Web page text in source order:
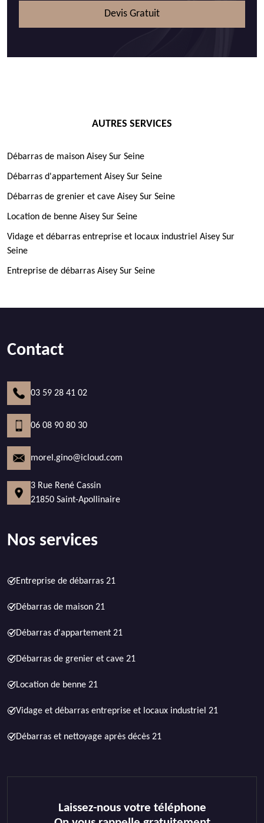
Devis Gratuit
AUTRES SERVICES
Débarras de maison Aisey Sur Seine
Débarras d'appartement Aisey Sur Seine
Débarras de grenier et cave Aisey Sur Seine
Location de benne Aisey Sur Seine
Vidage et débarras entreprise et locaux industriel Aisey Sur
Seine
Entreprise de débarras Aisey Sur Seine
Contact
03 59 28 41 02
06 08 90 80 30
morel.gino@icloud.com
3 Rue René Cassin
21850 Saint-Apollinaire
Nos services
Entreprise de débarras 21
Débarras de maison 21
Débarras d'appartement 21
Débarras de grenier et cave 21
Location de benne 21
Vidage et débarras entreprise et locaux industriel 21
Débarras et nettoyage après décès 21
Laissez-nous votre téléphone